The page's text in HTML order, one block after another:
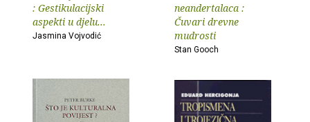
: Gestikulacijski
aspekti u djelu...
Jasmina Vojvodić
neandertalaca :
Čuvari drevne
mudrosti
Stan Gooch